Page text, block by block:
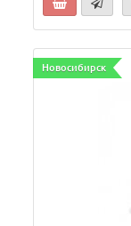
Новосибирск